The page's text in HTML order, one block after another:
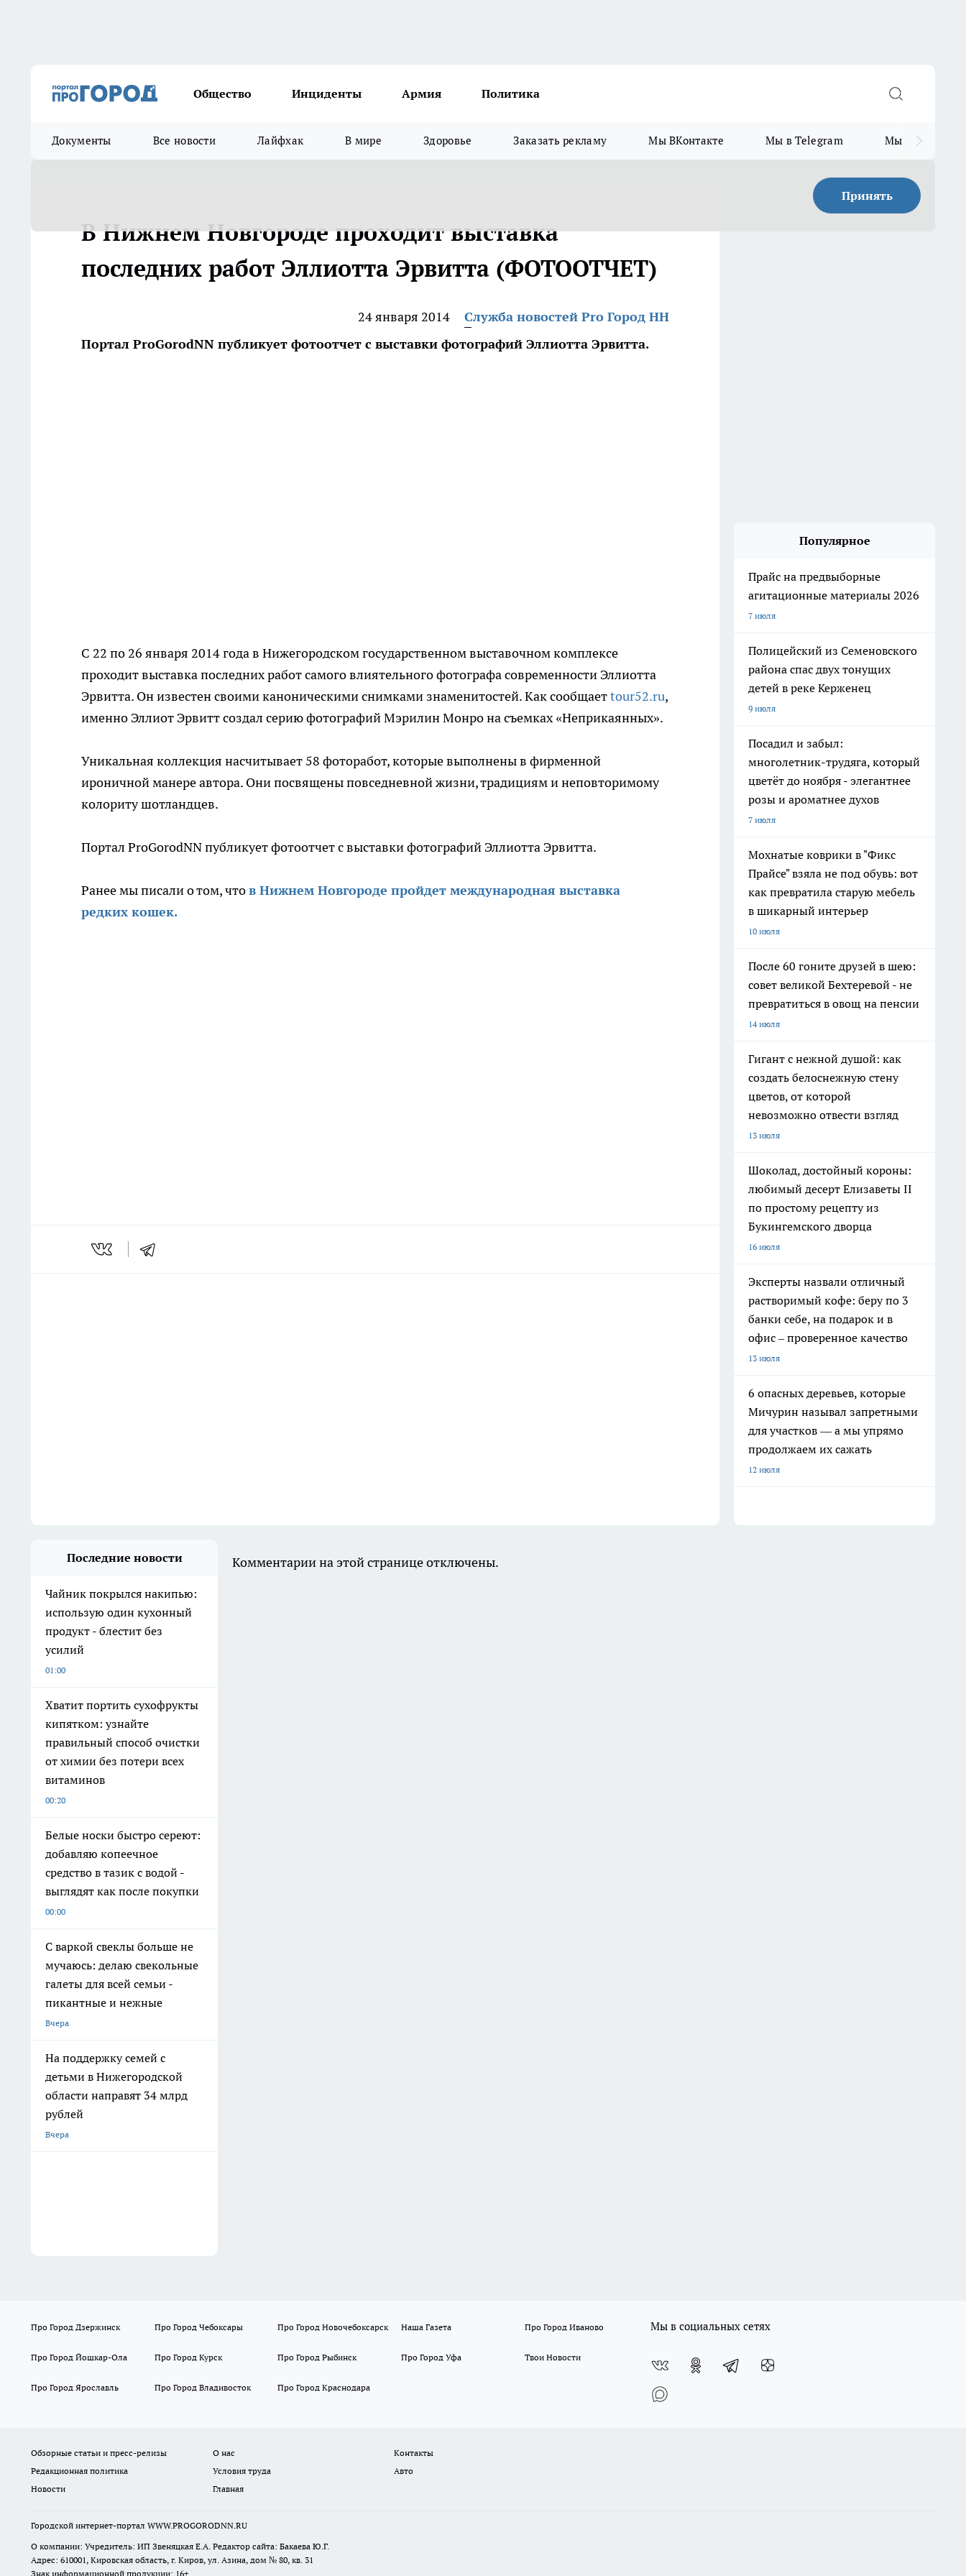
Общество Инциденты Армия Политика
Документы Все новости Лайфхак В мире Здоровье Заказать рекламу Мы ВКонтакте Мы в Telegram Мы в MAX
Принять
В Нижнем Новгороде проходит выставка
последних работ Эллиотта Эрвитта (ФОТООТЧЕТ)
24 января 2014
Служба новостей Pro Город НН
Портал ProGorodNN публикует фотоотчет с выставки фотографий Эллиотта Эрвитта.
С 22 по 26 января 2014 года в Нижегородском государственном выставочном комплексе
проходит выставка последних работ самого влиятельного фотографа современности Эллиотта
Эрвитта. Он известен своими каноническими снимками знаменитостей. Как сообщаетtour52.ru,
именно Эллиот Эрвитт создал серию фотографий Мэрилин Монро на съемках «Неприкаянных».
Уникальная коллекция насчитывает 58 фоторабот, которые выполнены в фирменной
ироничной манере автора. Они посвящены повседневной жизни, традициям и неповторимому
колориту шотландцев.
Портал ProGorodNN публикует фотоотчет с выставки фотографий Эллиотта Эрвитта.
Ранее мы писали о том, чтов Нижнем Новгороде пройдет международная выставка
редких кошек.
Популярное
Прайс на предвыборные
агитационные материалы 2026
7 июля
Полицейский из Семеновского
района спас двух тонущих
детей в реке Керженец
9 июля
Посадил и забыл:
многолетник-трудяга, который
цветёт до ноября - элегантнее
розы и ароматнее духов
7 июля
Мохнатые коврики в "Фикс
Прайсе" взяла не под обувь: вот
как превратила старую мебель
в шикарный интерьер
10 июля
После 60 гоните друзей в шею:
совет великой Бехтеревой - не
превратиться в овощ на пенсии
14 июля
Гигант с нежной душой: как
создать белоснежную стену
цветов, от которой
невозможно отвести взгляд
13 июля
Шоколад, достойный короны:
любимый десерт Елизаветы II
по простому рецепту из
Букингемского дворца
16 июля
Эксперты назвали отличный
растворимый кофе: беру по 3
банки себе, на подарок и в
офис – проверенное качество
13 июля
6 опасных деревьев, которые
Мичурин называл запретными
для участков — а мы упрямо
продолжаем их сажать
12 июля
Последние новости
Чайник покрылся накипью:
использую один кухонный
продукт - блестит без
усилий
01:00
Хватит портить сухофрукты
кипятком: узнайте
правильный способ очистки
от химии без потери всех
витаминов
00:20
Белые носки быстро сереют:
добавляю копеечное
средство в тазик с водой -
выглядят как после покупки
00:00
С варкой свеклы больше не
мучаюсь: делаю свекольные
галеты для всей семьи -
пикантные и нежные
Вчера
На поддержку семей с
детьми в Нижегородской
области направят 34 млрд
рублей
Вчера
Комментарии на этой странице отключены.
Про Город Дзержинск Про Город Чебоксары Про Город Новочебоксарск Наша Газета Про Город Иваново
Про Город Йошкар-Ола Про Город Курск Про Город Рыбинск Про Город Уфа Твои Новости
Про Город Ярославль Про Город Владивосток Про Город Краснодара
Мы в социальных сетях
Обзорные статьи и пресс-релизы О нас
Контакты
Редакционная политика
Условия труда
Авто
Новости
Главная
Городской интернет-портал WWW.PROGORODNN.RU
О компании: Учредитель: ИП Звеняцкая Е.А. Редактор сайта: Бакаева Ю.Г.
Адрес: 610001, Кировская область, г. Киров, ул. Азина, дом № 80, кв. 31
Знак информационной продукции: 16+